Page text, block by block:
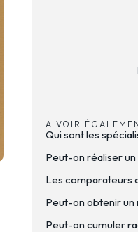
A VOIR
Qui sont les
Peut-on réaliser
Les comparateurs
Peut-on obtenir un
Peut-on cumuler